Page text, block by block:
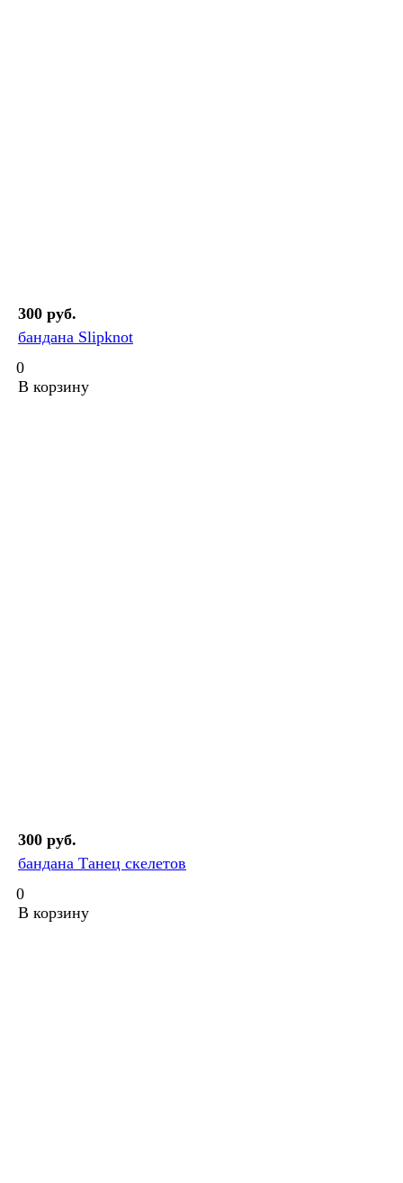
300 руб.
бандана Slipknot
0
В корзину
300 руб.
бандана Танец скелетов
0
В корзину